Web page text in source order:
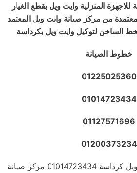
للاجهزة المنزلية وايت ويل بقطع الغيار
من مركز صيانة وايت ويل المعتمد
الساخن لتوكيل وايت ويل بكرداسة
خطوط الصيانة
01225025360
01014723434
01127571696
01200373234
رقم مركز صيانة وايت ويل كرداسة 01014723434 مركز صيانة